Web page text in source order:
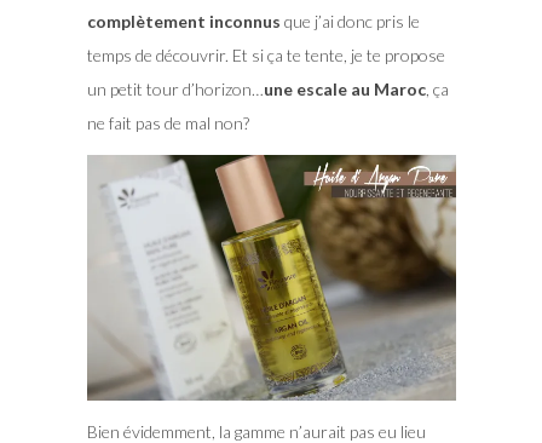
complètement inconnus que j’ai donc pris le
temps de découvrir. Et si ça te tente, je te propose
un petit tour d’horizon…une escale au Maroc, ça
ne fait pas de mal non?
Bien évidemment, la gamme n’aurait pas eu lieu